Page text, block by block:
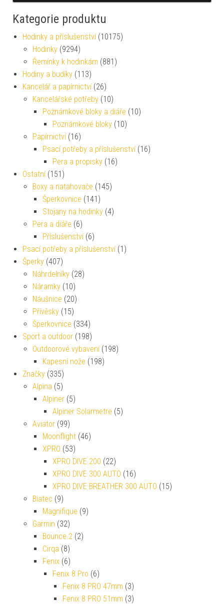
Kategorie produktu
Hodinky a příslušenství (10175)
Hodinky (9294)
Řemínky k hodinkám (881)
Hodiny a budíky (113)
Kancelář a papírnictví (26)
Kancelářské potřeby (10)
Poznámkové bloky a diáře (10)
Poznámkové bloky (10)
Papírnictví (16)
Psací potřeby a příslušenství (16)
Pera a propisky (16)
Ostatní (151)
Boxy a natahovače (145)
Šperkovnice (141)
Stojany na hodinky (4)
Pera a diáře (6)
Příslušenství (6)
Psací potřeby a příslušenství (1)
Šperky (407)
Náhrdelníky (28)
Náramky (10)
Náušnice (20)
Přívěsky (15)
Šperkovnice (334)
Sport a outdoor (198)
Outdoorové vybavení (198)
Kapesní nože (198)
Značky (335)
Alpina (5)
Alpiner (5)
Alpiner Solarmetre (5)
Aviator (99)
Moonflight (46)
XPRO (53)
XPRO DIVE 200 (22)
XPRO DIVE 300 AUTO (16)
XPRO DIVE BREATHER 300 AUTO (15)
Biatec (9)
Magnifique (9)
Garmin (32)
Bounce 2 (2)
Cirqa (8)
Fenix (6)
Fenix 8 Pro (6)
Fenix 8 PRO 47mm (3)
Fenix 8 PRO 51mm (3)